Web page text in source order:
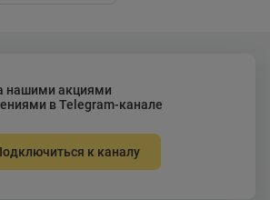
нашими акциями
в Telegram-канале
к каналу